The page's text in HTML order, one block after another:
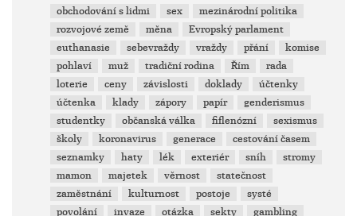
obchodování s lidmi
sex
mezinárodní politika
rozvojové země
měna
Evropský parlament
euthanasie
sebevraždy vraždy přání
komise
pohlaví
muž tradiční rodina Řím
rada
loterie
ceny závislosti doklady
účtenky
účtenka
klady zápory papír
genderismus
studentky
občanská válka fiflenózní
sexismus
školy
koronavirus generace
cestování časem
seznamky
haty lék exteriér sníh
stromy
mamon
majetek věrnost
statečnost
zaměstnání
kulturnost postoje
systé
povolání
invaze otázka sekty gambling